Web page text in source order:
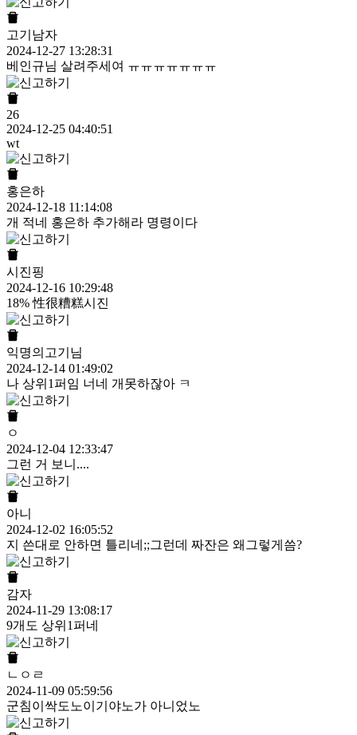
고기남자
2024-12-27 13:28:31
베인규님 살려주세여 ㅠㅠㅠㅠㅠㅠㅠ
26
2024-12-25 04:40:51
wt
홍은하
2024-12-18 11:14:08
개 적네 홍은하 추가해라 명령이다
시진핑
2024-12-16 10:29:48
18% 性很糟糕시진
익명의고기님
2024-12-14 01:49:02
나 상위1퍼임 너네 개못하잖아 ㅋ
ㅇ
2024-12-04 12:33:47
그런 거 보니....
아니
2024-12-02 16:05:52
지 쓴대로 안하면 틀리네;;그런데 짜잔은 왜그렇게씀?
감자
2024-11-29 13:08:17
9개도 상위1퍼네
ㄴㅇㄹ
2024-11-09 05:59:56
군침이싹도노이기야노가 아니었노